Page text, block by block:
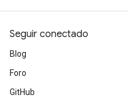
Seguir conectado
Blog
Foro
GitHub